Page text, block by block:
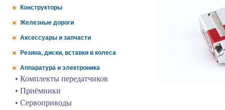
Конструкторы
Железные дороги
Аксессуары и запчасти
Резина, диски, вставки в колеса
Аппаратура и электроника
• Комплекты передатчиков
• Приёмники
• Сервоприводы